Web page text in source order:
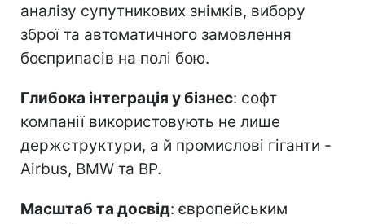
аналізу супутникових знімків, вибору
зброї та автоматичного замовлення
боєприпасів на полі бою.
Глибока інтеграція у бізнес: софт
компанії використовують не лише
держструктури, а й промислові гіганти -
Airbus, BMW та BP.
Масштаб та досвід: європейським